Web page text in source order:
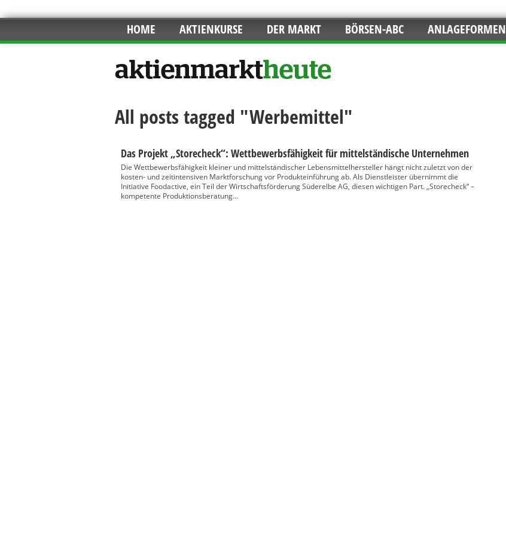
HOME AKTIENKURSE DER MARKT BÖRSEN-ABC ANLAGEFORMEN
All posts tagged "Werbemittel"
Das Projekt „Storecheck“: Wettbewerbsfähigkeit für mittelständische Unternehmen
Die Wettbewerbsfähigkeit kleiner und mittelständischer Lebensmittelhersteller hängt nicht zuletzt von der
kosten- und zeitintensiven Marktforschung vor Produkteinführung ab. Als Dienstleister übernimmt die
Initiative Foodactive, ein Teil der Wirtschaftsförderung Süderelbe AG, diesen wichtigen Part. „Storecheck“ –
kompetente Produktionsberatung...